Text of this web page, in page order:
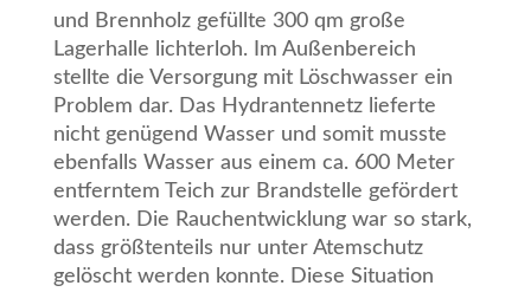
und Brennholz gefüllte 300 qm große
Lagerhalle lichterloh. Im Außenbereich
stellte die Versorgung mit Löschwasser ein
Problem dar. Das Hydrantennetz lieferte
nicht genügend Wasser und somit musste
ebenfalls Wasser aus einem ca. 600 Meter
entferntem Teich zur Brandstelle gefördert
werden. Die Rauchentwicklung war so stark,
dass größtenteils nur unter Atemschutz
gelöscht werden konnte. Diese Situation